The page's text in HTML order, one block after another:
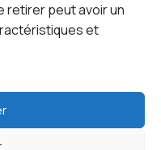
retirer peut avoir un
et